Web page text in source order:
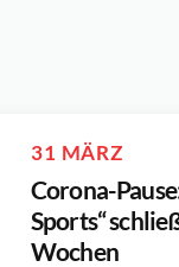
31 MÄRZ
Corona-
Sports“
Wochen